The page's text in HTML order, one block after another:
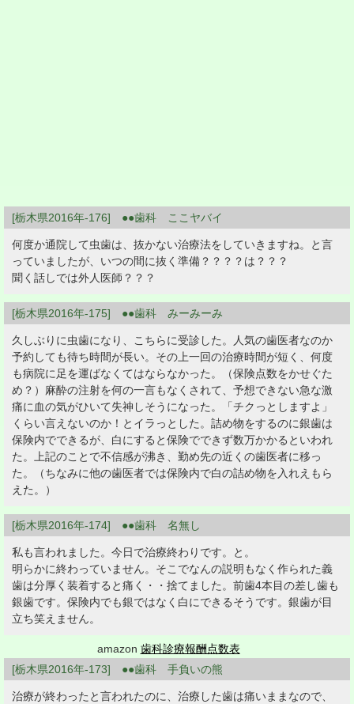
[栃木県2016年-176] ●●歯科 ここヤバイ
何度か通院して虫歯は、抜かない治療法をしていきますね。と言
っていましたが、いつの間に抜く準備？？？？は？？？
聞く話しでは外人医師？？？
[栃木県2016年-175] ●●歯科 みーみーみ
久しぶりに虫歯になり、こちらに受診した。人気の歯医者なのか
予約しても待ち時間が長い。その上一回の治療時間が短く、何度
も病院に足を運ばなくてはならなかった。（保険点数をかせぐた
め？）麻酔の注射を何の一言もなくされて、予想できない急な激
痛に血の気がひいて失神しそうになった。「チクっとしますよ」
くらい言えないのか！とイラっとした。詰め物をするのに銀歯は
保険内でできるが、白にすると保険でできず数万かかるといわれ
た。上記のことで不信感が沸き、勤め先の近くの歯医者に移っ
た。（ちなみに他の歯医者では保険内で白の詰め物を入れえもら
えた。）
[栃木県2016年-174] ●●歯科 名無し
私も言われました。今日で治療終わりです。と。
明らかに終わっていません。そこでなんの説明もなく作られた義
歯は分厚く装着すると痛く・・捨てました。前歯4本目の差し歯も
銀歯です。保険内でも銀ではなく白にできるそうです。銀歯が目
立ち笑えません。
amazon 歯科診療報酬点数表
[栃木県2016年-173] ●●歯科 手負いの熊
治療が終わったと言われたのに、治療した歯は痛いままなので、